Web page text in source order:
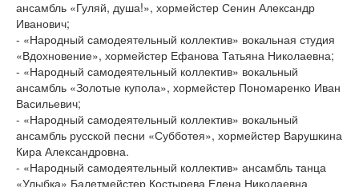
ансамбль «Гуляй, душа!», хормейстер Сенин Александр
Иванович;
- «Народный самодеятельный коллектив» вокальная студия
«Вдохновение», хормейстер Ефанова Татьяна Николаевна;
- «Народный самодеятельный коллектив» вокальный
ансамбль «Золотые купола», хормейстер Пономаренко Иван
Васильевич;
- «Народный самодеятельный коллектив» вокальный
ансамбль русской песни «Субботея», хормейстер Варушкина
Кира Александровна.
- «Народный самодеятельный коллектив» ансамбль танца
«Улыбка» Балетмейстер Костырева Елена Николаевна